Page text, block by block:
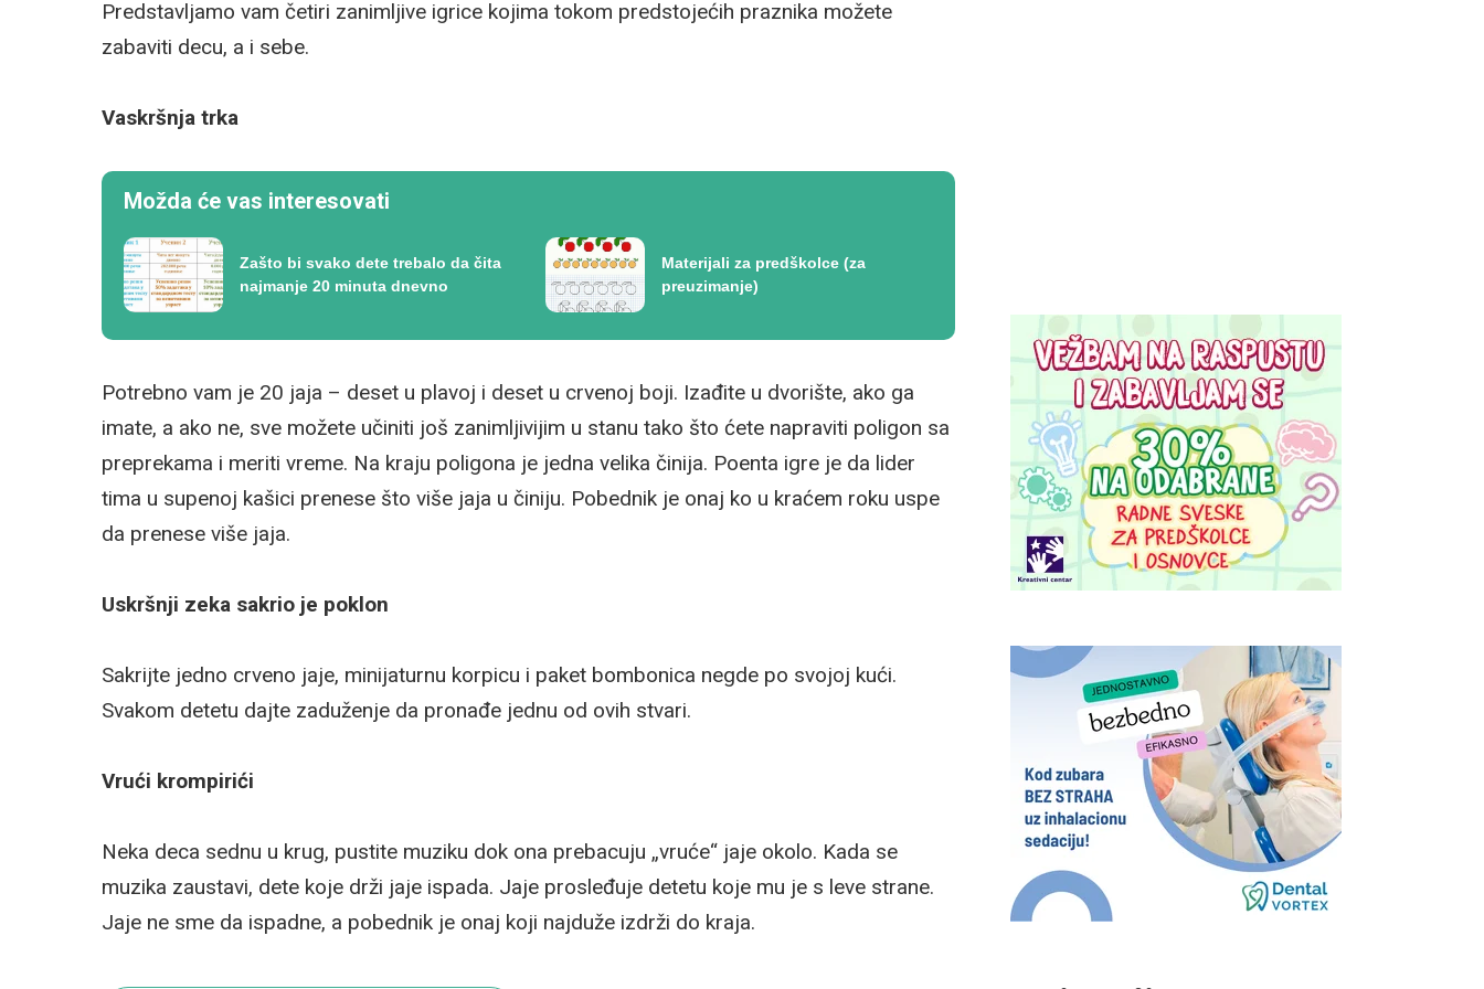
Predstavljamo vam četiri zanimljive igrice kojima tokom predstojećih praznika možete
zabaviti decu, a i sebe.
Vaskršnja trka
Možda će vas interesovati
Zašto bi svako dete trebalo da čita
najmanje 20 minuta dnevno
Materijali za predškolce (za
preuzimanje)
Potrebno vam je 20 jaja – deset u plavoj i deset u crvenoj boji. Izađite u dvorište, ako ga
imate, a ako ne, sve možete učiniti još zanimljivijim u stanu tako što ćete napraviti poligon sa
preprekama i meriti vreme. Na kraju poligona je jedna velika činija. Poenta igre je da lider
tima u supenoj kašici prenese što više jaja u činiju. Pobednik je onaj ko u kraćem roku uspe
da prenese više jaja.
Uskršnji zeka sakrio je poklon
Sakrijte jedno crveno jaje, minijaturnu korpicu i paket bombonica negde po svojoj kući.
Svakom detetu dajte zaduženje da pronađe jednu od ovih stvari.
Vrući krompirići
Neka deca sednu u krug, pustite muziku dok ona prebacuju „vruće“ jaje okolo. Kada se
muzika zaustavi, dete koje drži jaje ispada. Jaje prosleđuje detetu koje mu je s leve strane.
Jaje ne sme da ispadne, a pobednik je onaj koji najduže izdrži do kraja.